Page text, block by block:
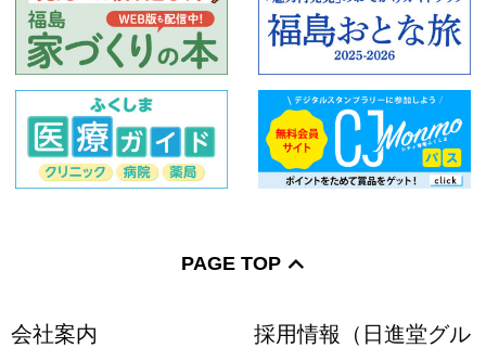
PAGE TOP
会社案内
採用情報（日進堂グル